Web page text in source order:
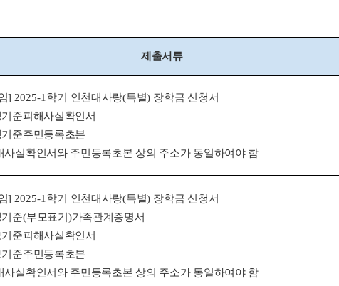
제출서류
] 2025-1학기 인천대사랑(특별) 장학금 신청서
준피해사실확인서
기준주민등록초본
사실확인서와 주민등록초본 상의 주소가 동일하여야 함
] 2025-1학기 인천대사랑(특별) 장학금 신청서
준(부모표기 )가족관계증명서
준피해사실확인서
기준주민등록초본
사실확인서와 주민등록초본 상의 주소가 동일하여야 함